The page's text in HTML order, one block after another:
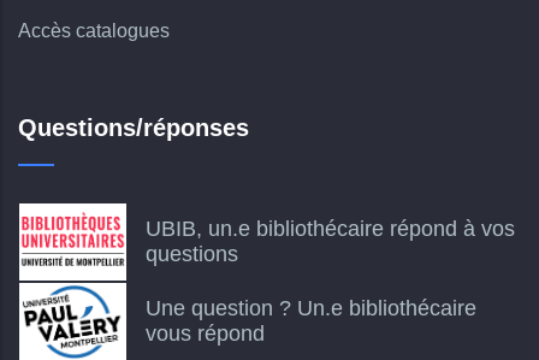
Accès catalogues
Questions/réponses
UBIB, un.e bibliothécaire répond à vos
questions
Une question ? Un.e bibliothécaire
vous répond